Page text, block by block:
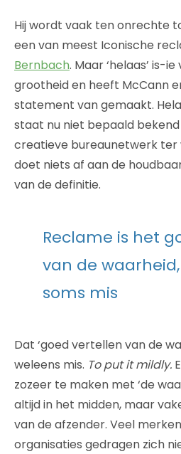
Hij wordt vaak ten onrechte
een van meest Iconische
Bernbach. Maar ‘helaas’ is-
grootheid en heeft McCann
statement van gemaakt.
staat nu niet bepaald
creatieve bureaunetwerk ter
doet niets af aan de
van de definitie.
Reclame is het
van de
soms mis
Dat ‘goed vertellen van de
weleens mis. To put it mildly.
zozeer te maken met ‘de
altijd in het midden, maar
van de afzender. Veel
organisaties gedragen zich